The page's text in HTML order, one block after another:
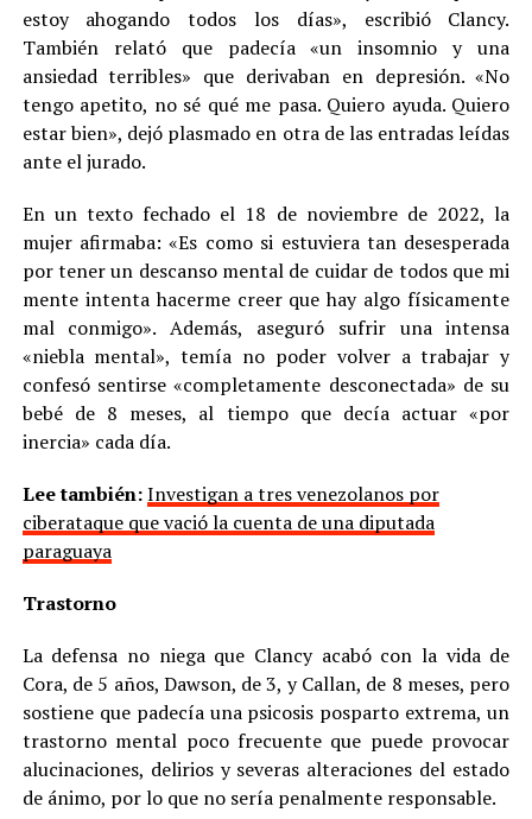
estoy ahogando todos los días», escribió Clancy.
También relató que padecía «un insomnio y una
ansiedad terribles» que derivaban en depresión. «No
tengo apetito, no sé qué me pasa. Quiero ayuda. Quiero
estar bien», dejó plasmado en otra de las entradas leídas
ante el jurado.
En un texto fechado el 18 de noviembre de 2022, la
mujer afirmaba: «Es como si estuviera tan desesperada
por tener un descanso mental de cuidar de todos que mi
mente intenta hacerme creer que hay algo físicamente
mal conmigo». Además, aseguró sufrir una intensa
«niebla mental», temía no poder volver a trabajar y
confesó sentirse «completamente desconectada» de su
bebé de 8 meses, al tiempo que decía actuar «por
inercia» cada día.
Lee también:Investigan a tres venezolanos por
ciberataque que vació la cuenta de una diputada
paraguaya
Trastorno
La defensa no niega que Clancy acabó con la vida de
Cora, de 5 años, Dawson, de 3, y Callan, de 8 meses, pero
sostiene que padecía una psicosis posparto extrema, un
trastorno mental poco frecuente que puede provocar
alucinaciones, delirios y severas alteraciones del estado
de ánimo, por lo que no sería penalmente responsable.